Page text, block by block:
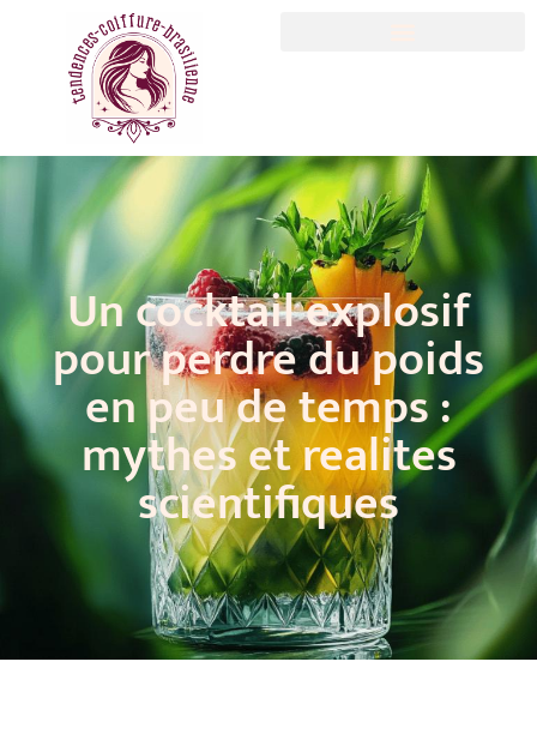
Un cocktail explosif
pour perdre du poids
en peu de temps :
mythes et realites
scientifiques